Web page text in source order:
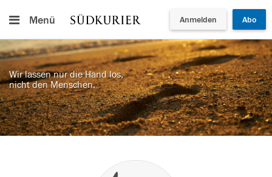
Menü Anmelden Abo
Wir lassen nur die Hand los,
nicht den Menschen.